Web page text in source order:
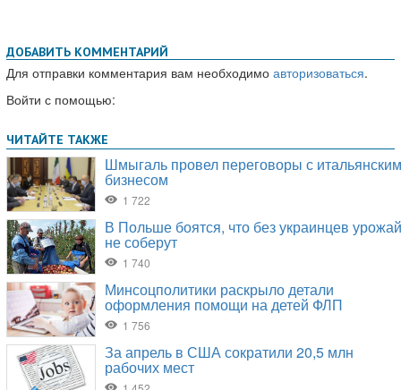
ДОБАВИТЬ КОММЕНТАРИЙ
Для отправки комментария вам необходимо авторизоваться.
Войти с помощью: